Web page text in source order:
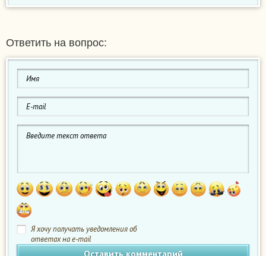
Ответить на вопрос:
Я хочу получать уведомления об
ответах на e-mail